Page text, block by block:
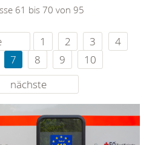
61 bis 70 von 95
1 2 3
4
7 8 9
10
nächste